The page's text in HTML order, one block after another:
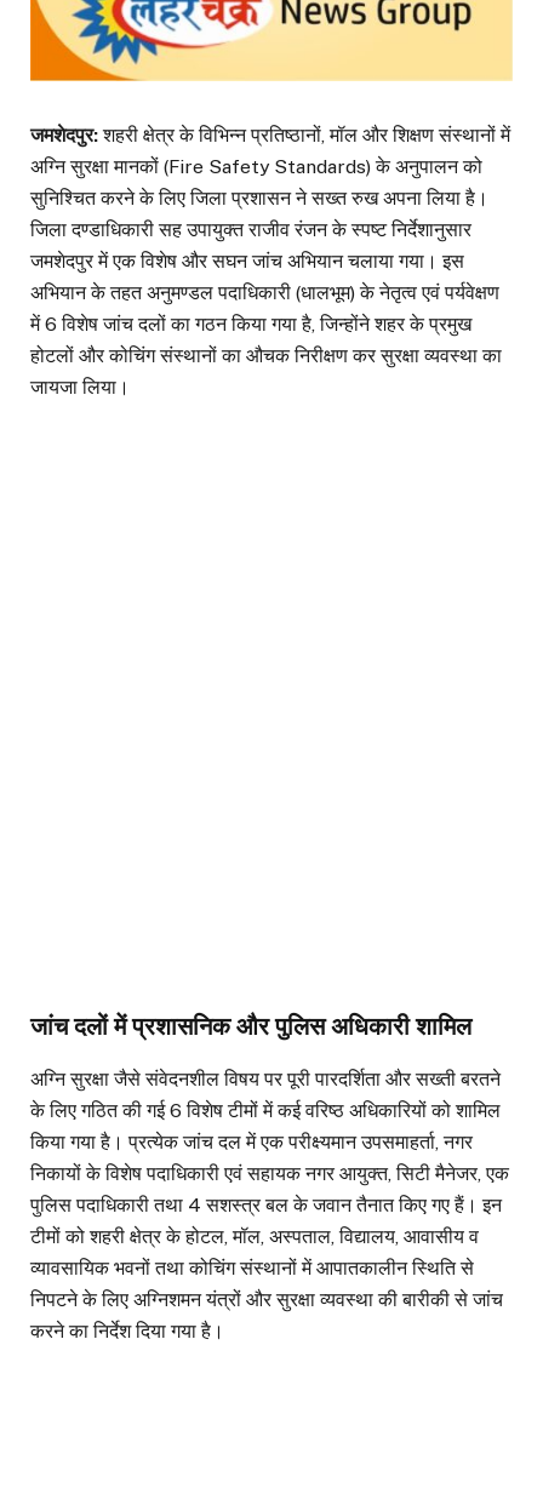
जमशेदपुर:शहरी क्षेत्र के विभिन्न प्रतिष्ठानों, मॉल और शिक्षण संस्थानों में
अग्नि सुरक्षा मानकों (Fire Safety Standards) के अनुपालन को
सुनिश्चित करने के लिए जिला प्रशासन ने सख्त रुख अपना लिया है।
जिला दण्डाधिकारी सह उपायुक्त राजीव रंजन के स्पष्ट निर्देशानुसार
जमशेदपुर में एक विशेष और सघन जांच अभियान चलाया गया। इस
अभियान के तहत अनुमण्डल पदाधिकारी (धालभूम) के नेतृत्व एवं पर्यवेक्षण
में 6 विशेष जांच दलों का गठन किया गया है, जिन्होंने शहर के प्रमुख
होटलों और कोचिंग संस्थानों का औचक निरीक्षण कर सुरक्षा व्यवस्था का
जायजा लिया।
जांच दलों में प्रशासनिक और पुलिस अधिकारी शामिल
अग्नि सुरक्षा जैसे संवेदनशील विषय पर पूरी पारदर्शिता और सख्ती बरतने
के लिए गठित की गई 6 विशेष टीमों में कई वरिष्ठ अधिकारियों को शामिल
किया गया है। प्रत्येक जांच दल में एक परीक्ष्यमान उपसमाहर्ता, नगर
निकायों के विशेष पदाधिकारी एवं सहायक नगर आयुक्त, सिटी मैनेजर, एक
पुलिस पदाधिकारी तथा 4 सशस्त्र बल के जवान तैनात किए गए हैं। इन
टीमों को शहरी क्षेत्र के होटल, मॉल, अस्पताल, विद्यालय, आवासीय व
व्यावसायिक भवनों तथा कोचिंग संस्थानों में आपातकालीन स्थिति से
निपटने के लिए अग्निशमन यंत्रों और सुरक्षा व्यवस्था की बारीकी से जांच
करने का निर्देश दिया गया है।